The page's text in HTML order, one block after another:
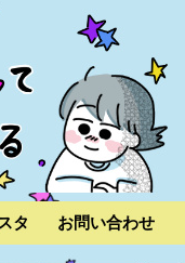
タ お問い合わせ